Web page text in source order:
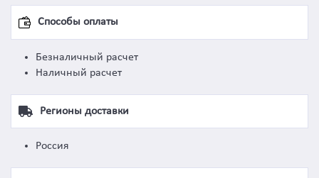
Способы оплаты
Безналичный расчет
Наличный расчет
Регионы доставки
Россия